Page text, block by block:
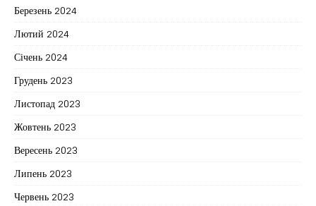
Березень 2024
Лютий 2024
Січень 2024
Грудень 2023
Листопад 2023
Жовтень 2023
Вересень 2023
Липень 2023
Червень 2023